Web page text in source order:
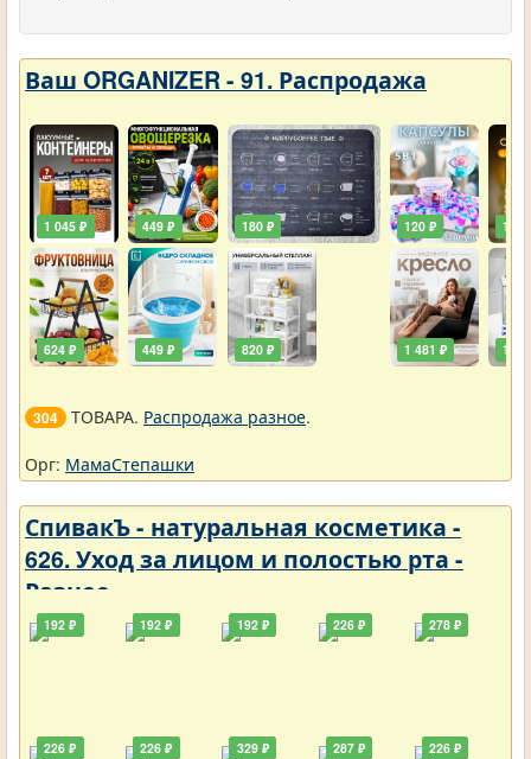
Ваш ORGANIZER - 91. Распродажа
1 045 ₽
624 ₽
449 ₽
449 ₽
180 ₽
820 ₽
120 ₽
1 481 ₽
129
111
304 ТОВАРА. Распродажа разное.
Орг: МамаСтепашки
СпивакЪ - натуральная косметика -
626. Уход за лицом и полостью рта -
Разное
192 ₽
226 ₽
192 ₽
226 ₽
192 ₽
329 ₽
226 ₽
287 ₽
278 ₽
226 ₽